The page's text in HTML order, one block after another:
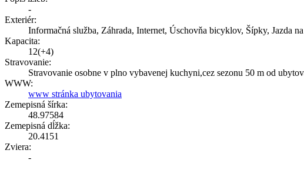
-
Exteriér:
Informačná služba, Záhrada, Internet, Úschovňa bicyklov, Šípky, Jazda
Kapacita:
12(+4)
Stravovanie:
Stravovanie osobne v plno vybavenej kuchyni,cez sezonu 50 m od
WWW:
www stránka ubytovania
Zemepisná šírka:
48.97584
Zemepisná dĺžka:
20.4151
Zviera:
-